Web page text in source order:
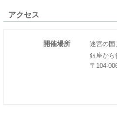
アクセス
開催場所
迷宮の国
銀座から
〒104-